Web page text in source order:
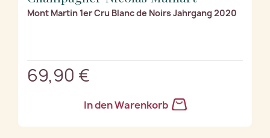
Mont Martin 1er Cru Blanc de Noirs Jahrgang 2020
69,90 €
In den Warenkorb